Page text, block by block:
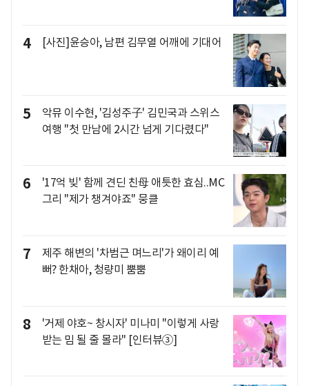
4 [사진]윤승아, 남편 김무열 어깨에 기대어
5
악뮤 이수현, '김성주子' 김민국과 스위스
여행 "첫 만남에 2시간 넘게 기다렸다"
6
'17억 빚' 함께 견딘 친母 애틋한 효심..MC
그리 "제가 챙겨야죠" 뭉클
7
제주 해변의 '차범근 며느리'가 왜이리 예
뻐? 한채아, 청량미 뿜뿜
8
'거제 야호~ 창시자' 미나미 "이렇게 사랑
받는 밈 될 줄 몰라" [인터뷰③]